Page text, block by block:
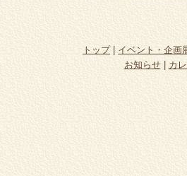
トップ| イベント・企画
お知らせ|カ